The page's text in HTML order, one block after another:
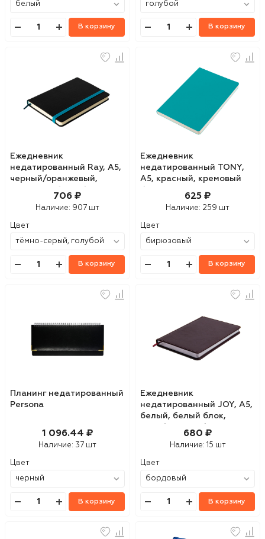
В корзину В корзину
Ежедневник
недатированный Ray, А5,
черный/оранжевый,
706 ₽
Наличие: 907 шт
Цвет
В корзину
Ежедневник
недатированный TONY,
А5, красный, кремовый
625 ₽
Наличие: 259 шт
Цвет
В корзину
Планинг недатированный
Persona
1 096.44 ₽
Наличие: 37 шт
Цвет
В корзину
Ежедневник
недатированный JOY, А5,
белый, белый блок,
серебряный обрез
680 ₽
Наличие: 15 шт
Цвет
В корзину